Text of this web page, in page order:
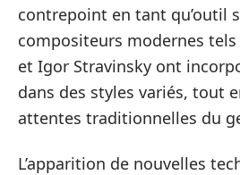
contrepoint en tant qu’outil
compositeurs modernes
et Igor Stravinsky ont
dans des styles variés, tout
attentes traditionnelles du
L’apparition de nouvelles